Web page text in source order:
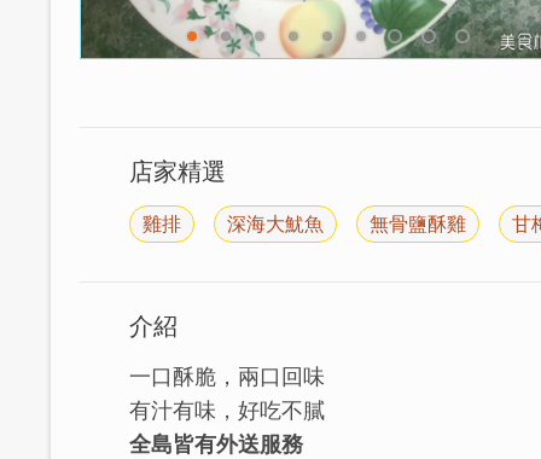
店家精選
雞排 深海大魷魚 無骨鹽酥雞 甘
介紹
一口酥脆，兩口回味
有汁有味，好吃不膩
全島皆有外送服務